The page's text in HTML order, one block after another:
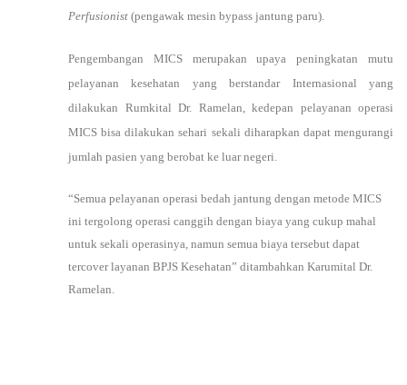
Perfusionist (pengawak mesin bypass jantung paru).
Pengembangan MICS merupakan upaya peningkatan mutu
pelayanan kesehatan yang berstandar Internasional yang
dilakukan Rumkital Dr. Ramelan, kedepan pelayanan operasi
MICS bisa dilakukan sehari sekali diharapkan dapat mengurangi
jumlah pasien yang berobat ke luar negeri.
“Semua pelayanan operasi bedah jantung dengan metode MICS
ini tergolong operasi canggih dengan biaya yang cukup mahal
untuk sekali operasinya, namun semua biaya tersebut dapat
tercover layanan BPJS Kesehatan” ditambahkan Karumital Dr.
Ramelan.